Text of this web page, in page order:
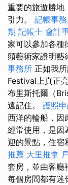
重要的旅遊勝地
引力。 記帳事
期 記帳士 會計
家可以參加各種
頭藝術家證明藝
事務所 正如我
Festival上真正
布里斯托爾（
遠記住。 護照
西洋的輪船，因
經常使用，是因
迎的景點，住宿
推薦 大里推拿
套房，並由客廳
每個房間都有迷